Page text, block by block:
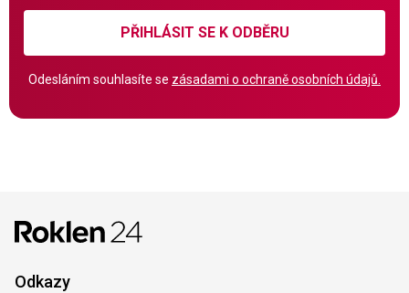
PŘIHLÁSIT SE K ODBĚRU
Odesláním souhlasíte se zásadami o ochraně osobních údajů.
Odkazy